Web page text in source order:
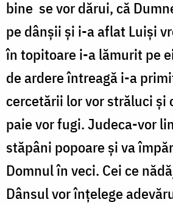
bine se vor dărui, că
pe dânşii şi i-a aflat Luişi
în topitoare i-a lămurit pe
de ardere întreagă i-a
cercetării lor vor străluci şi
paie vor fugi. Judeca-vor
stăpâni popoare şi va
Domnul în veci. Cei ce
Dânsul vor înţelege